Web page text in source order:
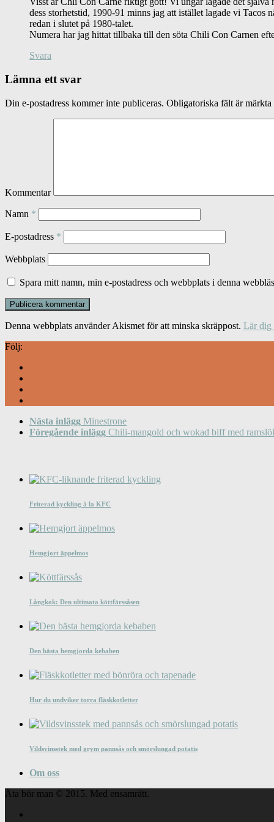
dess storhetstid, 1990-91 minns jag att istället lagade vi
redan i slutet på 1980-talet.
Numera har jag hittat tillbaka till den söta Chili Con Carnen
Svara
Lämna ett svar
Din e-postadress kommer inte publiceras. Obligatoriska fält är märkta
Kommentar
Namn *
E-postadress *
Webbplats
Spara mitt namn, min e-postadress och webbplats i denna
Denna webbplats använder Akismet för att minska skräppost. Lär dig
Följ:
Nästa inlägg Minestrone
Föregående inlägg Chili-mangold och wokad biff med
Friterad kyckling à la KFC
Hemgjort äppelmos
Långkok: Den ultimata köttfärssåsen
Den bästa hemgjorda kebaben
Hur du undviker torra fläskkotletter
Vildsvinsstek med grym pannsås och smörslungad potatis
Om oss
Äta bör man © 2015. Med ensamrätt.